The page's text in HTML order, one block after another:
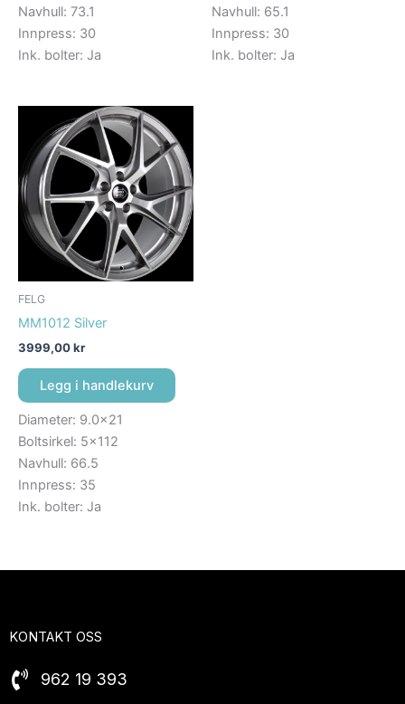
Navhull: 73.1
Innpress: 30
Ink. bolter: Ja
Navhull: 65.1
Innpress: 30
Ink. bolter: Ja
FELG
MM1012 Silver
3999,00kr
Legg i handlekurv
Diameter: 9.0×21
Boltsirkel: 5×112
Navhull: 66.5
Innpress: 35
Ink. bolter: Ja
KONTAKT OSS
962 19 393